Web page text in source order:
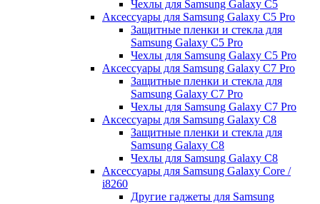
Чехлы для Samsung Galaxy C5
Аксессуары для Samsung Galaxy C5 Pro
Защитные пленки и стекла для
Samsung Galaxy C5 Pro
Чехлы для Samsung Galaxy C5 Pro
Аксессуары для Samsung Galaxy C7 Pro
Защитные пленки и стекла для
Samsung Galaxy C7 Pro
Чехлы для Samsung Galaxy C7 Pro
Аксессуары для Samsung Galaxy C8
Защитные пленки и стекла для
Samsung Galaxy C8
Чехлы для Samsung Galaxy C8
Аксессуары для Samsung Galaxy Core /
i8260
Другие гаджеты для Samsung